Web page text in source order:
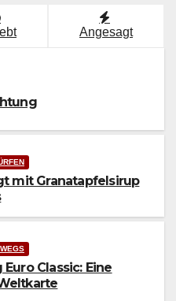
Angesagt
mit Granatapfelsirup
Classic: Eine